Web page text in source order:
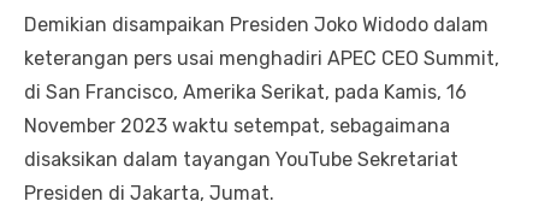
Demikian disampaikan Presiden Joko Widodo dalam
keterangan pers usai menghadiri APEC CEO Summit,
di San Francisco, Amerika Serikat, pada Kamis, 16
November 2023 waktu setempat, sebagaimana
disaksikan dalam tayangan YouTube Sekretariat
Presiden di Jakarta, Jumat.